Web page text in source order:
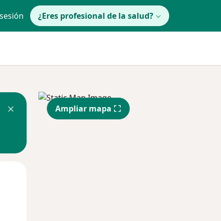
¿Eres profesional de la salud?
Ampliar mapa